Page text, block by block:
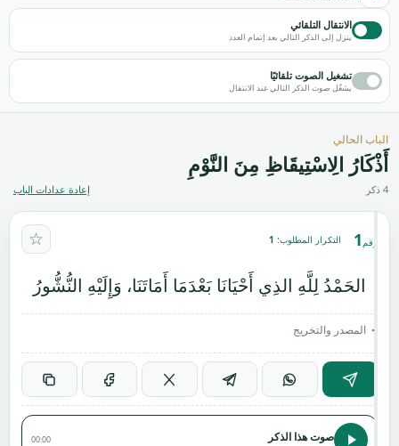
الانتقال التلقائي
ينزل إلى الذكر التالي بعد إتمام العدد
تشغيل الصوت تلقائيًا
يشغّل صوت الذكر التالي عند الانتقال
الباب الحالي
أَذْكَارُ الِاسْتِيقَاظِ مِنَ النَّوْمِ
4 ذكر إعادة عدادات الباب
رقم 1 التكرار المطلوب: 1
☆
الحَمْدُ لِلَّهِ الذِي أَحْيَانَا بَعْدَمَا أَمَاتَنَا، وَإِلَيْهِ النُّشُّورُ
المصدر والتخريج
صوت هذا الذكر 00:00